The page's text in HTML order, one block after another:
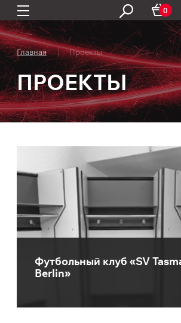
0
Главная Проекты
ПРОЕКТЫ
Футбольный клуб «SV
Berlin»